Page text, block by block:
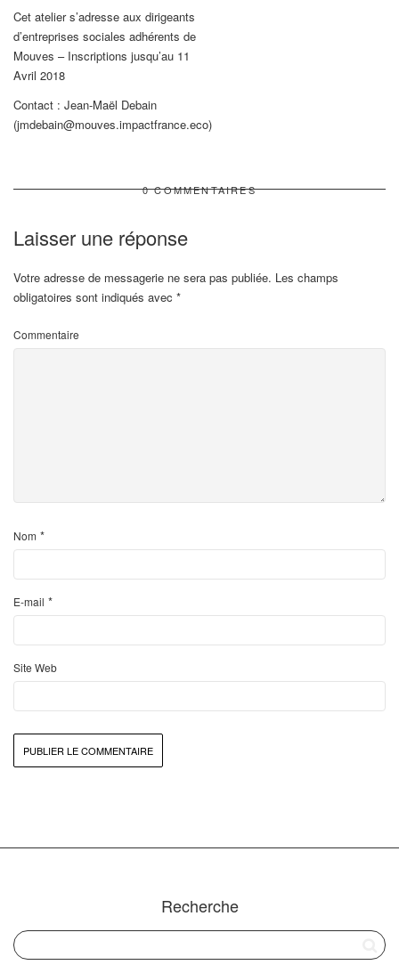
Cet atelier s’adresse aux dirigeants
d’entreprises sociales adhérents de
Mouves – Inscriptions jusqu’au 11
Avril 2018
Contact : Jean-Maël Debain
(jmdebain@mouves.impactfrance.eco)
0 COMMENTAIRES
Laisser une réponse
Votre adresse de messagerie ne sera pas publiée. Les champs
obligatoires sont indiqués avec *
Commentaire
Nom *
E-mail *
Site Web
Recherche